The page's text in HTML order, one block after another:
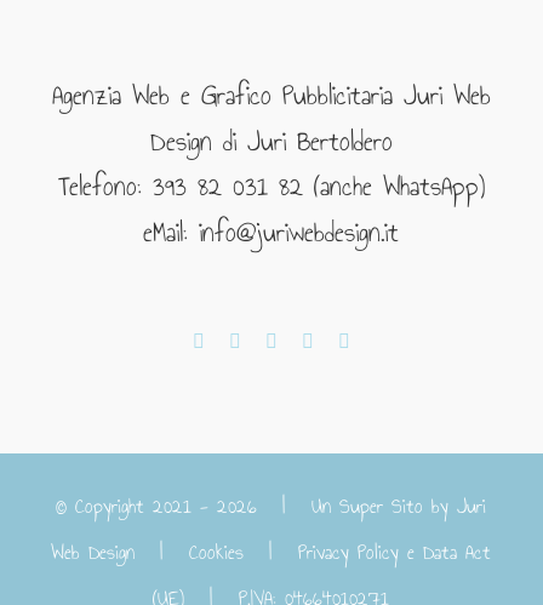
Agenzia Web e Grafico Pubblicitaria Juri Web
Design di Juri Bertoldero
Telefono: 393 82 031 82 (anche WhatsApp)
eMail: info@juriwebdesign.it
© Copyright 2021 -2026 | Un Super Sito byJuri
Web Design |Cookies |Privacy Policy e Data Act
(UE) | P.IVA: 04664010271